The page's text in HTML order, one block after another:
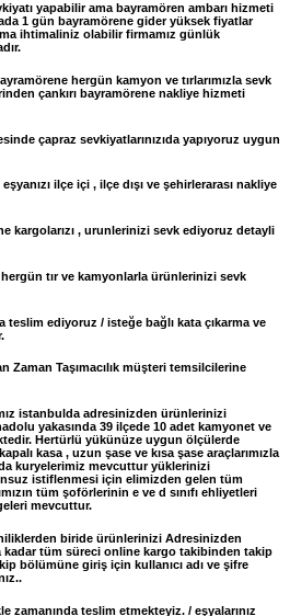
yapabilir ama bayramören ambarı hizmeti
1 gün bayramörene gider yüksek fiyatlar
ihtimaliniz olabilir firmamız günlük
hergün kamyon ve tırlarımızla sevk
çankırı bayramörene nakliye hizmeti
çapraz sevkiyatlarınızıda yapıyoruz uygun
ilçe içi , ilçe dışı ve şehirlerarası nakliye
kargolarızı , urunlerinizi sevk ediyoruz detayli
tır ve kamyonlarla ürünlerinizi sevk
teslim ediyoruz / isteğe bağlı kata çıkarma ve
Zaman Taşımacılık müşteri temsilcilerine
istanbulda adresinizden ürünlerinizi
yakasında 39 ilçede 10 adet kamyonet ve
Hertürlü yükünüze uygun ölçülerde
kasa , uzun şase ve kısa şase araçlarımızla
kuryelerimiz mevcuttur yüklerinizi
istiflenmesi için elimizden gelen tüm
tüm şoförlerinin e ve d sınıfı ehliyetleri
mevcuttur.
biride ürünlerinizi Adresinizden
kadar tüm süreci online kargo takibinden takip
bölümüne giriş için kullanıcı adı ve şifre
zamanında teslim etmekteyiz. / eşyalarınız